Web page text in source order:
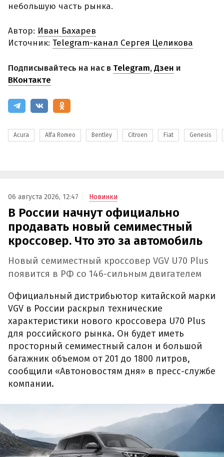
небольшую часть рынка.
Автор: Иван Бахарев
Источник: Telegram-канал Сергея Целикова
Подписывайтесь на нас в Telegram,Дзен и
ВКонтакте
Acura Alfa Romeo Bentley Citroen Fiat Genesis
06 августа 2026, 12:47 Новинки
В России начнут официально
продавать новый семиместный
кроссовер. Что это за автомобиль
Новый семиместный кроссовер VGV U70 Plus
появится в РФ со 146-сильным двигателем
Официальный дистрибьютор китайской марки
VGV в России раскрыл технические
характеристики нового кроссовера U70 Plus
для российского рынка. Он будет иметь
просторный семиместный салон и большой
багажник объемом от 201 до 1800 литров,
сообщили «Автоновостям дня» в пресс-службе
компании.